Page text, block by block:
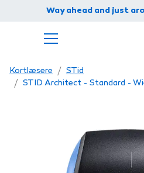
Way ahead and just
Kortlæsere
STid
STID Architect - Standard -